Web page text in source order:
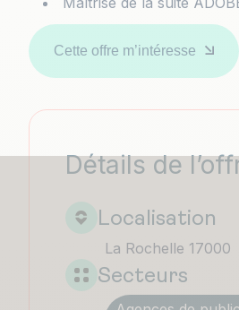
Cette offre m’intéresse
Détails de
Localisation
La Rochelle 17000
Secteurs